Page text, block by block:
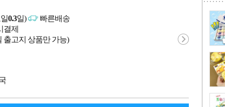
0.3일)
빠른배송
결제
출고지 상품만 가능)